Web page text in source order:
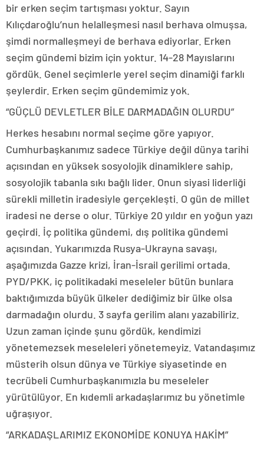
bir erken seçim tartışması yoktur. Sayın
Kılıçdaroğlu’nun helalleşmesi nasıl berhava olmuşsa,
şimdi normalleşmeyi de berhava ediyorlar. Erken
seçim gündemi bizim için yoktur. 14-28 Mayıslarını
gördük. Genel seçimlerle yerel seçim dinamiği farklı
şeylerdir. Erken seçim gündemimiz yok.
“GÜÇLÜ DEVLETLER BİLE DARMADAĞIN OLURDU”
Herkes hesabını normal seçime göre yapıyor.
Cumhurbaşkanımız sadece Türkiye değil dünya tarihi
açısından en yüksek sosyolojik dinamiklere sahip,
sosyolojik tabanla sıkı bağlı lider. Onun siyasi liderliği
sürekli milletin iradesiyle gerçekleşti. O gün de millet
iradesi ne derse o olur. Türkiye 20 yıldır en yoğun yazı
geçirdi. İç politika gündemi, dış politika gündemi
açısından. Yukarımızda Rusya-Ukrayna savaşı,
aşağımızda Gazze krizi, İran-İsrail gerilimi ortada.
PYD/PKK, iç politikadaki meseleler bütün bunlara
baktığımızda büyük ülkeler dediğimiz bir ülke olsa
darmadağın olurdu. 3 sayfa gerilim alanı yazabiliriz.
Uzun zaman içinde şunu gördük, kendimizi
yönetemezsek meseleleri yönetemeyiz. Vatandaşımız
müsterih olsun dünya ve Türkiye siyasetinde en
tecrübeli Cumhurbaşkanımızla bu meseleler
yürütülüyor. En kıdemli arkadaşlarımız bu yönetimle
uğraşıyor.
“ARKADAŞLARIMIZ EKONOMİDE KONUYA HAKİM”